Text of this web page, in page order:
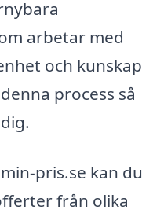
arbetar med
och kunskap
process så
pris.se kan du
från olika